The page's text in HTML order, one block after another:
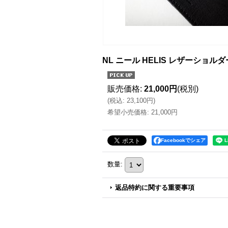
NL ニール HELIS レザーショル
販売価格: 21,000円 (税別)
(税込: 23,100円)
希望小売価格: 21,000円
Facebookでシェア
数量:
返品特約に関する重要事項